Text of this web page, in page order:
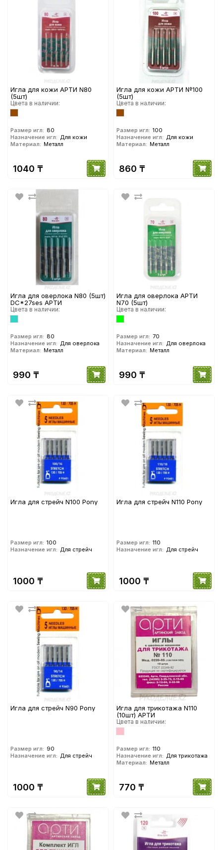
Игла для кожи АРТИ N80
(5шт)
Цвета в наличии:
Размер игл: 80
Назначение игл: Для кожи
Материал: Металл
1040 ₸
Игла для кожи АРТИ №100
(5шт)
Цвета в наличии:
Размер игл: 100
Назначение игл: Для кожи
Материал: Металл
860 ₸
Игла для оверлока N80 (5шт)
DC*27ses АРТИ
Цвета в наличии:
Размер игл: 80
Назначение игл: Для оверлока
Материал: Металл
990 ₸
Игла для оверлока АРТИ
N70 (5шт)
Цвета в наличии:
Размер игл: 70
Назначение игл: Для оверлока
Материал: Металл
990 ₸
Игла для стрейч N100 Pony
Размер игл: 100
Назначение игл: Для стрейч
1000 ₸
Игла для стрейч N110 Pony
Размер игл: 110
Назначение игл: Для стрейч
1000 ₸
Игла для стрейч N90 Pony
Размер игл: 90
Назначение игл: Для стрейч
1000 ₸
Игла для трикотажа N110
(10шт) АРТИ
Цвета в наличии:
Размер игл: 110
Назначение игл: Для трикотажа
Материал: Металл
770 ₸